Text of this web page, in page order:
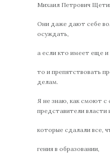
Михаил Петрович
Они даже дают себе
осуждать,
а если кто имеет еще и
то и препятствовать
делам.
Я не знаю, как смоют с
представители власти
которые сдалали все,
гения в образовании,